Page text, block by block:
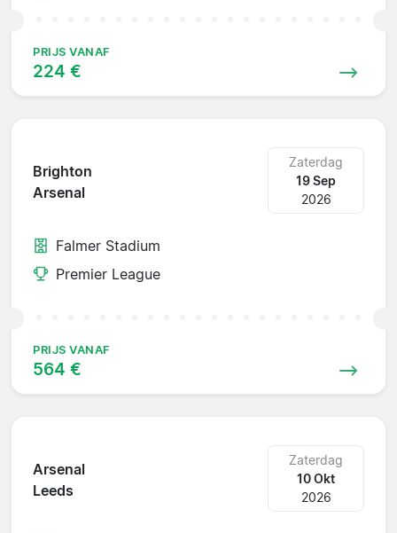
PRIJS VANAF
224 €
Brighton
Arsenal
Zaterdag
19 Sep
2026
Falmer Stadium
Premier League
PRIJS VANAF
564 €
Arsenal
Leeds
Zaterdag
10 Okt
2026